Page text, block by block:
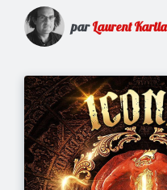
parLaurent Karila